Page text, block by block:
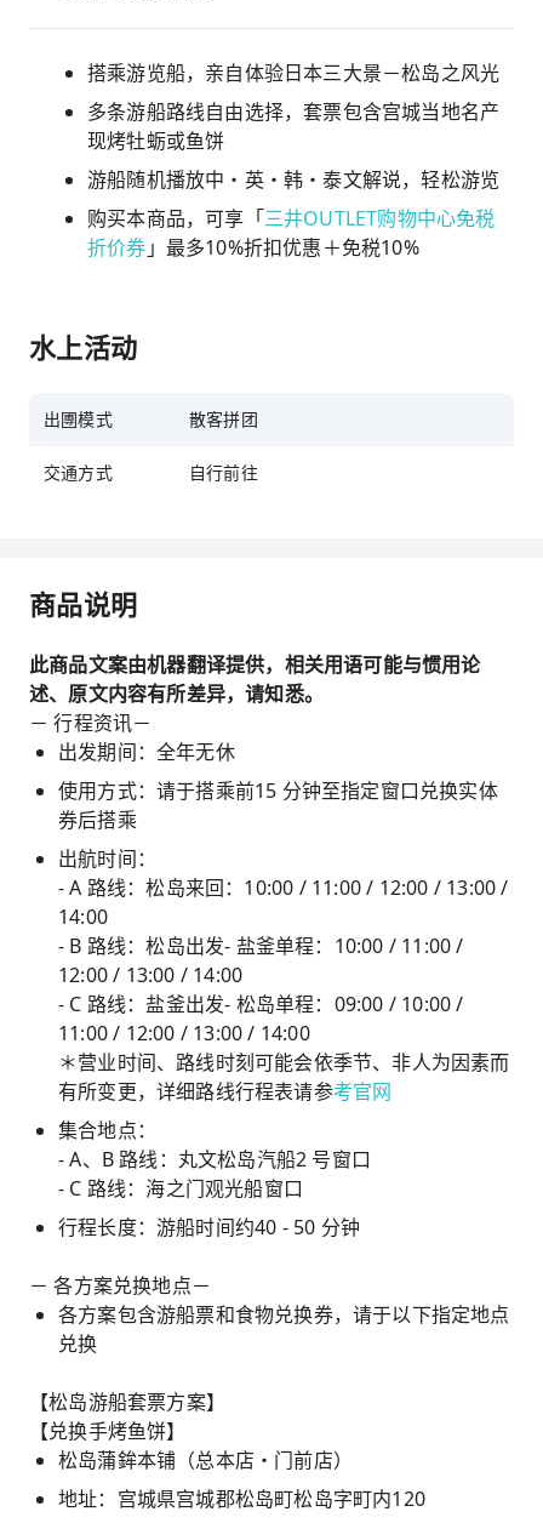
搭乘游览船，亲自体验日本三大景－松岛之风光
多条游船路线自由选择，套票包含宫城当地名产
现烤牡蛎或鱼饼
游船随机播放中・英・韩・泰文解说，轻松游览
购买本商品，可享「三井OUTLET购物中心免税
折价券 」最多10%折扣优惠＋免税10%
水上活动
出圑模式 散客拼团
交通方式 自行前往
商品说明
此商品文案由机器翻译提供，相关用语可能与惯用论
述、原文内容有所差异，请知悉。
－ 行程资讯－
出发期间：全年无休
使用方式：请于搭乘前15 分钟至指定窗口兑换实体
券后搭乘
出航时间：
- A 路线：松岛来回：10:00 / 11:00 / 12:00 / 13:00 /
14:00
- B 路线：松岛出发- 盐釜单程：10:00 / 11:00 /
12:00 / 13:00 / 14:00
- C 路线：盐釜出发- 松岛单程：09:00 / 10:00 /
11:00 / 12:00 / 13:00 / 14:00
＊营业时间、路线时刻可能会依季节、非人为因素而
有所变更，详细路线行程表请参考官网
集合地点：
- A、B 路线：丸文松岛汽船2 号窗口
- C 路线：海之门观光船窗口
行程长度：游船时间约40 - 50 分钟
－ 各方案兑换地点－
各方案包含游船票和食物兑换券，请于以下指定地点
兑换
【松岛游船套票方案】
【兑换手烤鱼饼】
松岛蒲鉾本铺（总本店・门前店）
地址：宫城県宫城郡松岛町松岛字町内120